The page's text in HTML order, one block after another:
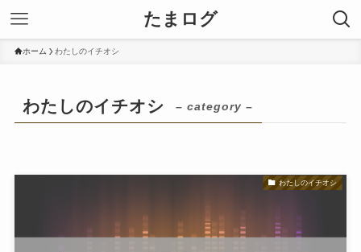
たまログ
ホーム わたしのイチオシ
わたしのイチオシ – category –
わたしのイチオシ